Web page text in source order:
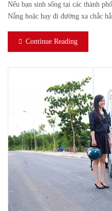
Nếu bạn sinh sống tại các thành
Nẵng hoặc hay đi đường xa chắc
Continue Reading